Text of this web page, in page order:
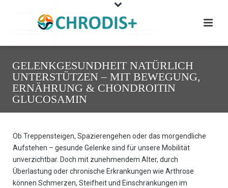
GELENKGESUNDHEIT NATÜRLICH
UNTERSTÜTZEN – MIT BEWEGUNG,
ERNÄHRUNG & CHONDROITIN
GLUCOSAMIN
Ob Treppensteigen, Spazierengehen oder das morgendliche
Aufstehen – gesunde Gelenke sind für unsere Mobilität
unverzichtbar. Doch mit zunehmendem Alter, durch
Überlastung oder chronische Erkrankungen wie Arthrose
können Schmerzen, Steifheit und Einschränkungen im